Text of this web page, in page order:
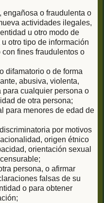
engañosa o fraudulenta o
actividades ilegales,
u otro modo de
otro tipo de información
fines fraudulentos o
difamatorio o de forma
abusiva, violenta,
cualquier persona o
de otra persona;
para menores de edad de
por motivos
origen étnico
orientación sexual
persona, o afirmar
falsas de su
o para obtener